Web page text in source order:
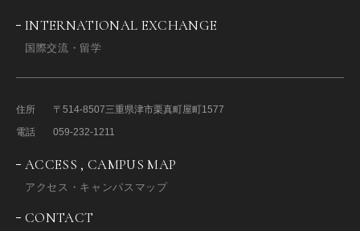
INTERNATIONAL EXCHANGE
国際交流・留学
住所 〒514-8507三重県津市栗真町屋町1577
電話
059-232-1211
ACCESS , CAMPUS MAP
アクセス・キャンパスマップ
CONTACT